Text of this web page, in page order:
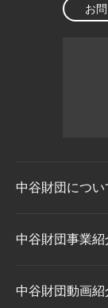
お
中谷財団につい
中谷財団につ
理事長挨拶
中谷財団事業紹
中谷財団事業
中谷財団動画紹